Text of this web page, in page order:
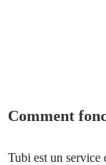
Comment
Tubi est un service